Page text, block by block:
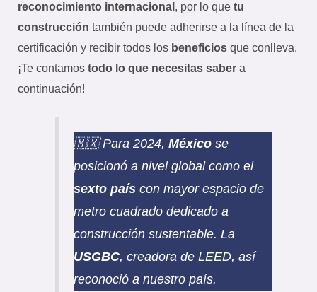
reconocimiento internacional , por lo que tu
construcción también puede adherirse a la línea de la
certificación y recibir todos los beneficios que conlleva.
¡Te contamos todo lo que necesitas saber a
continuación!
🇲🇽 Para 2024, Méxicose
posicionó a nivel global como el
sexto país con mayor espacio de
metro cuadrado dedicado a
construcción sustentable. La
USGBC, creadora de LEED, así
reconoció a nuestro país.